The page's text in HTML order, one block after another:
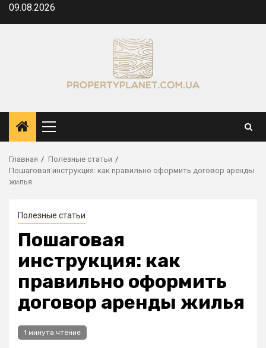
Перейти
09.08.2026
Основное
меню
Главная
Полезные статьи
Пошаговая инструкция: как правильно оформить договор аренды
жилья
Полезные статьи
Пошаговая
инструкция: как
правильно оформить
договор аренды жилья
1 минута чтение